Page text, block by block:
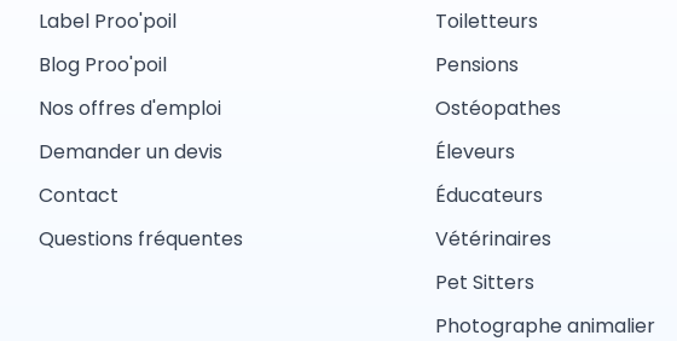
Label Proo'poil
Blog Proo'poil
Nos offres d'emploi
Demander un devis
Contact
Questions fréquentes
Toiletteurs
Pensions
Ostéopathes
Éleveurs
Éducateurs
Vétérinaires
Pet Sitters
Photographe animalier